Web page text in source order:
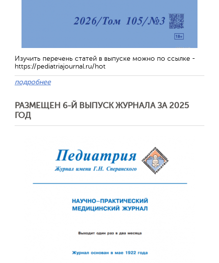
Изучить перечень статей в выпуске можно по ссылке -
https://pediatriajournal.ru/hot
подробнее
РАЗМЕЩЕН 6-Й ВЫПУСК ЖУРНАЛА ЗА 2025
ГОД